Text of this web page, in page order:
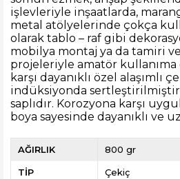
işlevleriyle inşaatlarda,
metal atölyelerinde çokça
olarak tablo – raf gibi
mobilya montaj ya da tamiri
projeleriyle amatör kullanıma
karşı dayanıklı özel
indüksiyonda
saplıdır. Korozyona karşı
boya sayesinde dayanıklı ve
AĞIRLIK 800 gr
TİP Çekiç